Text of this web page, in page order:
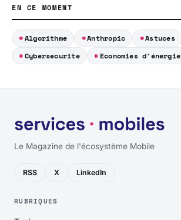
EN CE MOMENT
Algorithme Anthropic
Astuces
Cybersecurite
Economies d'énergie
Le Magazine de l'écosystème Mobile
RSS X LinkedIn
RUBRIQUES